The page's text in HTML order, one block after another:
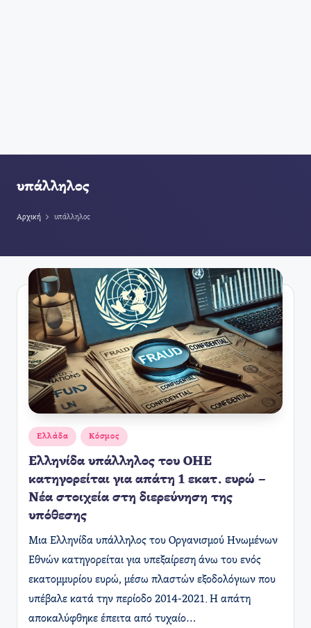
υπάλληλος
Αρχική υπάλληλος
Αναρτήθηκε
σε
Ελλάδα Κόσμος
Ελληνίδα υπάλληλος του ΟΗΕ
κατηγορείται για απάτη 1 εκατ. ευρώ –
Νέα στοιχεία στη διερεύνηση της
υπόθεσης
Μια Ελληνίδα υπάλληλος του Οργανισμού Ηνωμένων
Εθνών κατηγορείται για υπεξαίρεση άνω του ενός
εκατομμυρίου ευρώ, μέσω πλαστών εξοδολόγιων που
υπέβαλε κατά την περίοδο 2014-2021. Η απάτη
αποκαλύφθηκε έπειτα από τυχαίο…